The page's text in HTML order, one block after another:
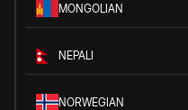
MONGOLIAN
NEPALI
NORWEGIAN